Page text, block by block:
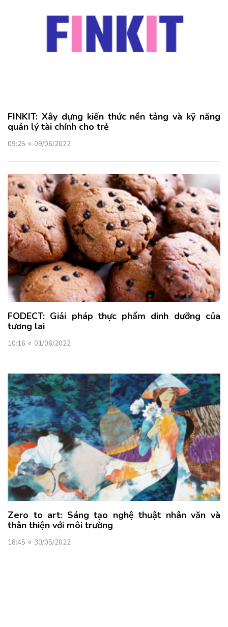
FINKIT: Xây dựng kiến thức nền tảng và kỹ năng
quản lý tài chính cho trẻ
09:25 09/06/2022
FODECT: Giải pháp thực phẩm dinh dưỡng của
tương lai
10:16 01/06/2022
Zero to art: Sáng tạo nghệ thuật nhân văn và
thân thiện với môi trường
18:45 30/05/2022